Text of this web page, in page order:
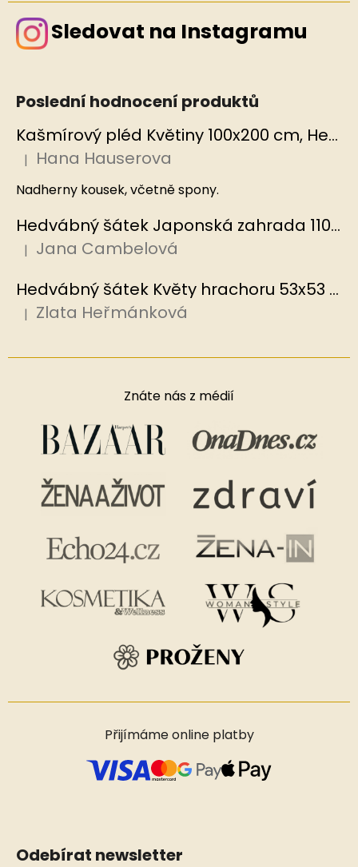
Sledovat na Instagramu
Poslední hodnocení produktů
Kašmírový pléd Květiny 100x200 cm, Hedvábný svět
Hodnocení produktu je 5 z 5 hvězdiček.
| Hana Hauserova
Nadherny kousek, včetně spony.
Hedvábný šátek Japonská zahrada 110x110 cm v dárkovém balení, HEDVÁBNÝ SVĚT
Hodnocení produktu je 5 z 5 hvězdiček.
| Jana Cambelová
Hedvábný šátek Květy hrachoru 53x53 cm v dárkovém balení, HEDVÁBNÝ SVĚT
Hodnocení produktu je 5 z 5 hvězdiček.
| Zlata Heřmánková
Znáte nás z médií
Přijímáme online platby
Odebírat newsletter